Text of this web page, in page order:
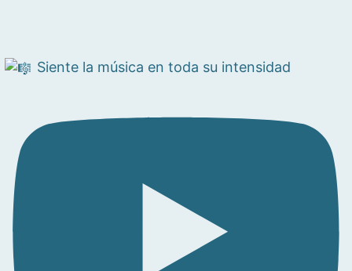
Siente la música en toda su intensidad